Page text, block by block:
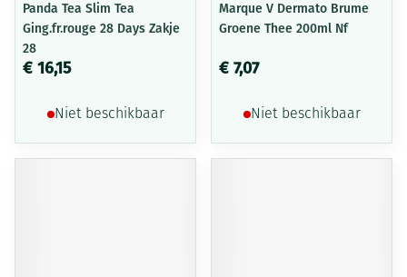
Panda Tea Slim Tea
Ging.fr.rouge 28 Days Zakje
28
€ 16,15
Niet beschikbaar
Marque V Dermato Brume
Groene Thee 200ml Nf
€ 7,07
Niet beschikbaar